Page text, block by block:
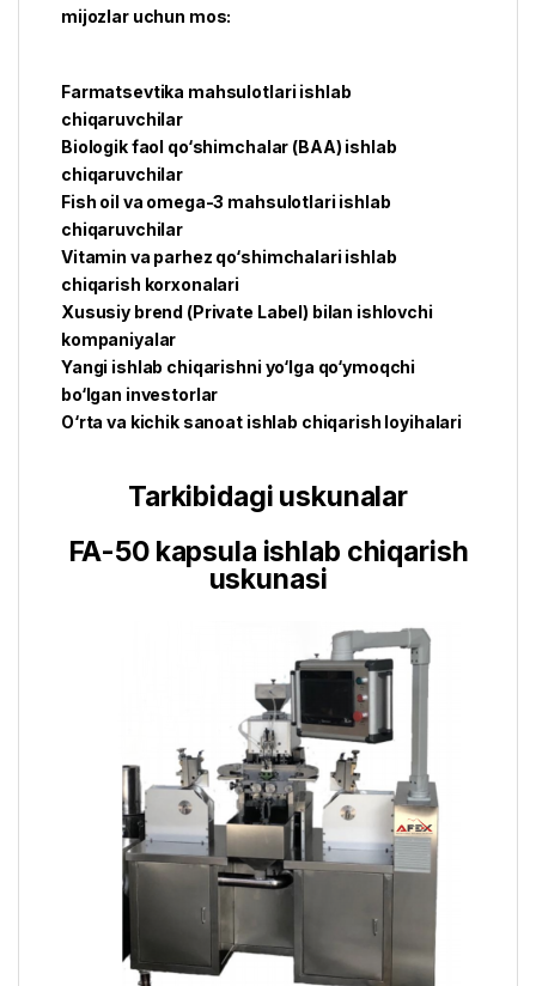
mijozlar uchun mos:
Farmatsevtika mahsulotlari ishlab
chiqaruvchilar
Biologik faol qo‘shimchalar (BAA) ishlab
chiqaruvchilar
Fish oil va omega-3 mahsulotlari ishlab
chiqaruvchilar
Vitamin va parhez qo‘shimchalari ishlab
chiqarish korxonalari
Xususiy brend (Private Label) bilan ishlovchi
kompaniyalar
Yangi ishlab chiqarishni yo‘lga qo‘ymoqchi
bo‘lgan investorlar
O‘rta va kichik sanoat ishlab chiqarish loyihalari
Tarkibidagi uskunalar
FA-50 kapsula ishlab chiqarish
uskunasi